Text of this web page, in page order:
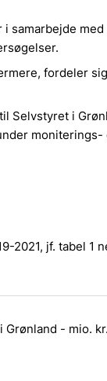
samarbejde
fordeler
Selvstyret i
moniterings-
2021, jf. tabel 1
- mio.